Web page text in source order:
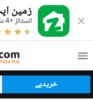
زمین
انسٹالز +4 ملین
خریدیے